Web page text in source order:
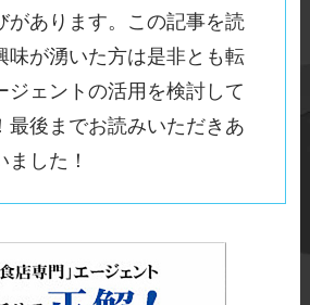
があります。この記事を読
味が湧いた方は是非とも転
ジェントの活用を検討して
最後までお読みいただきあ
ました！